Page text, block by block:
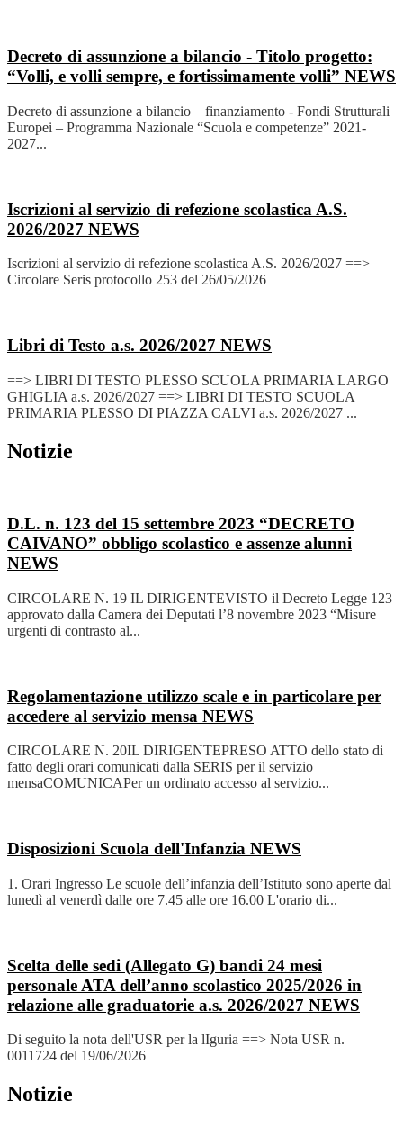
Decreto di assunzione a bilancio - Titolo progetto:
“Volli, e volli sempre, e fortissimamente volli” NEWS
Decreto di assunzione a bilancio – finanziamento - Fondi Strutturali
Europei – Programma Nazionale “Scuola e competenze” 2021-
2027...
Iscrizioni al servizio di refezione scolastica A.S.
2026/2027 NEWS
Iscrizioni al servizio di refezione scolastica A.S. 2026/2027 ==>
Circolare Seris protocollo 253 del 26/05/2026
Libri di Testo a.s. 2026/2027 NEWS
==> LIBRI DI TESTO PLESSO SCUOLA PRIMARIA LARGO
GHIGLIA a.s. 2026/2027 ==> LIBRI DI TESTO SCUOLA
PRIMARIA PLESSO DI PIAZZA CALVI a.s. 2026/2027 ...
Notizie
D.L. n. 123 del 15 settembre 2023 “DECRETO
CAIVANO” obbligo scolastico e assenze alunni
NEWS
CIRCOLARE N. 19 IL DIRIGENTEVISTO il Decreto Legge 123
approvato dalla Camera dei Deputati l’8 novembre 2023 “Misure
urgenti di contrasto al...
Regolamentazione utilizzo scale e in particolare per
accedere al servizio mensa NEWS
CIRCOLARE N. 20IL DIRIGENTEPRESO ATTO dello stato di
fatto degli orari comunicati dalla SERIS per il servizio
mensaCOMUNICAPer un ordinato accesso al servizio...
Disposizioni Scuola dell'Infanzia NEWS
1. Orari Ingresso Le scuole dell’infanzia dell’Istituto sono aperte dal
lunedì al venerdì dalle ore 7.45 alle ore 16.00 L'orario di...
Scelta delle sedi (Allegato G) bandi 24 mesi
personale ATA dell’anno scolastico 2025/2026 in
relazione alle graduatorie a.s. 2026/2027 NEWS
Di seguito la nota dell'USR per la lIguria ==> Nota USR n.
0011724 del 19/06/2026
Notizie